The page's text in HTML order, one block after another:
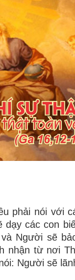
phải nói với
dạy các con
Người sẽ
nhận từ nơi
Người sẽ